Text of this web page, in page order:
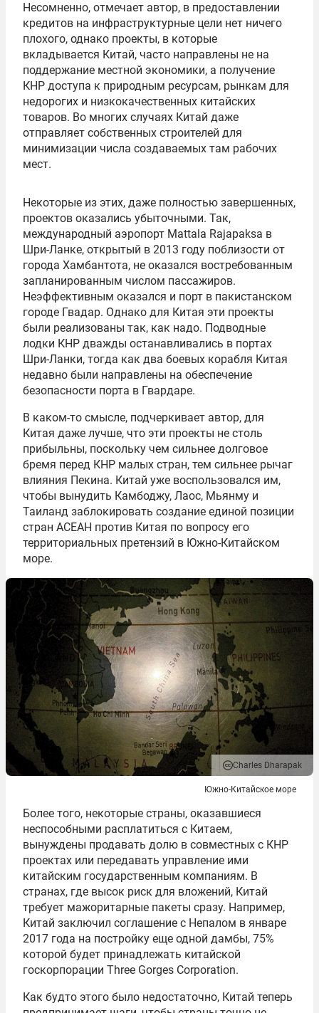
Несомненно, отмечает автор, в предоставлении
кредитов на инфраструктурные цели нет ничего
плохого, однако проекты, в которые
вкладывается Китай, часто направлены не на
поддержание местной экономики, а получение
КНР доступа к природным ресурсам, рынкам для
недорогих и низкокачественных китайских
товаров. Во многих случаях Китай даже
отправляет собственных строителей для
минимизации числа создаваемых там рабочих
мест.
Некоторые из этих, даже полностью завершенных,
проектов оказались убыточными. Так,
международный аэропорт Mattala Rajapaksa в
Шри-Ланке, открытый в 2013 году поблизости от
города Хамбантота, не оказался востребованным
запланированным числом пассажиров.
Неэффективным оказался и порт в пакистанском
городе Гвадар. Однако для Китая эти проекты
были реализованы так, как надо. Подводные
лодки КНР дважды останавливались в портах
Шри-Ланки, тогда как два боевых корабля Китая
недавно были направлены на обеспечение
безопасности порта в Гвардаре.
В каком-то смысле, подчеркивает автор, для
Китая даже лучше, что эти проекты не столь
прибыльны, поскольку чем сильнее долговое
бремя перед КНР малых стран, тем сильнее рычаг
влияния Пекина. Китай уже воспользовался им,
чтобы вынудить Камбоджу, Лаос, Мьянму и
Таиланд заблокировать создание единой позиции
стран АСЕАН против Китая по вопросу его
территориальных претензий в Южно-Китайском
море.
Charles Dharapak
Южно-Китайское море
Более того, некоторые страны, оказавшиеся
неспособными расплатиться с Китаем,
вынуждены продавать долю в совместных с КНР
проектах или передавать управление ими
китайским государственным компаниям. В
странах, где высок риск для вложений, Китай
требует мажоритарные пакеты сразу. Например,
Китай заключил соглашение с Непалом в январе
2017 года на постройку еще одной дамбы, 75%
которой будет принадлежать китайской
госкорпорации Three Gorges Corporation.
Как будто этого было недостаточно, Китай теперь